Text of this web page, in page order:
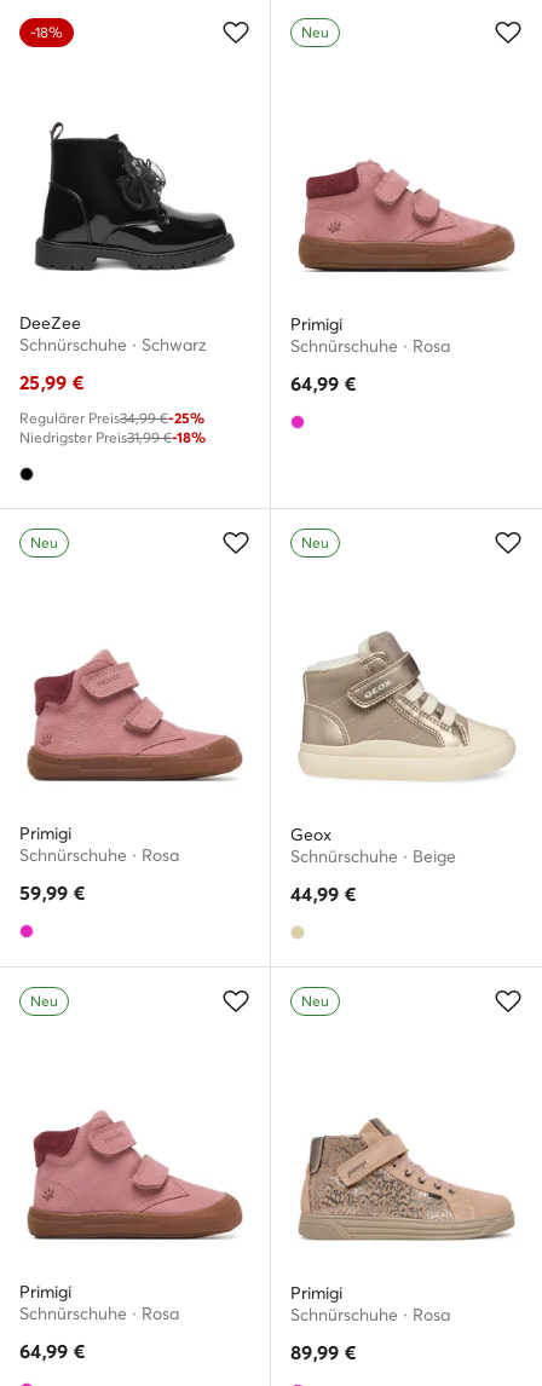
-18%
DeeZee
Schnürschuhe · Schwarz
25,99 €
Regulärer Preis34,99 €-25%
Niedrigster Preis31,99 €-18%
Neu
Primigi
Schnürschuhe · Rosa
64,99 €
Neu
Primigi
Schnürschuhe · Rosa
59,99 €
Neu
Geox
Schnürschuhe · Beige
44,99 €
Neu
Primigi
Schnürschuhe · Rosa
64,99 €
Neu
Primigi
Schnürschuhe · Rosa
89,99 €